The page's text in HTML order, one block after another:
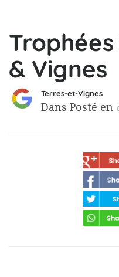
Trophées
& Vignes
Terres-et-Vignes
Dans Posté en